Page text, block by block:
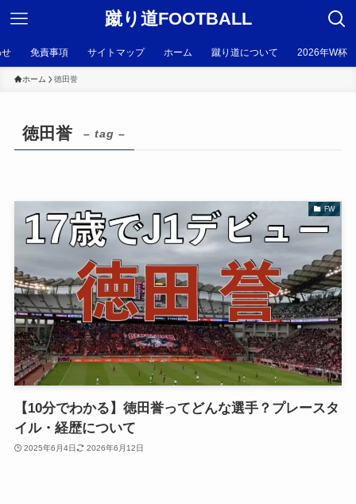
蹴り道FOOTBALL
免責事項 サイトマップ ホーム 蹴り道について 2026年W杯
ホーム 徳田誉
徳田誉 – tag –
FW
【10分でわかる】徳田誉ってどんな選手？プレースタ
イル・経歴について
2025年6月4日 2026年6月12日